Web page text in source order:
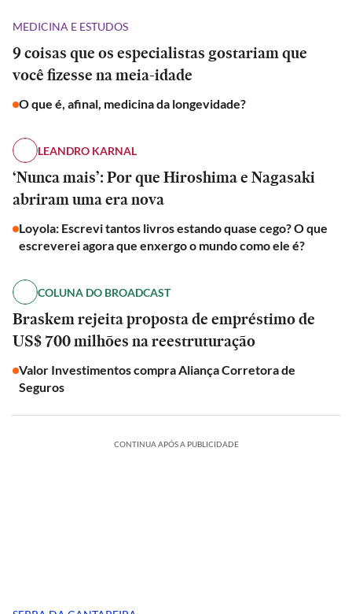
MEDICINA E ESTUDOS
9 coisas que os especialistas gostariam que
você fizesse na meia-idade
O que é, afinal, medicina da longevidade?
LEANDRO KARNAL
‘Nunca mais’: Por que Hiroshima e Nagasaki
abriram uma era nova
Loyola: Escrevi tantos livros estando quase cego? O que
escreverei agora que enxergo o mundo como ele é?
COLUNA DO BROADCAST
Braskem rejeita proposta de empréstimo de
US$ 700 milhões na reestruturação
Valor Investimentos compra Aliança Corretora de
Seguros
CONTINUA APÓS A PUBLICIDADE